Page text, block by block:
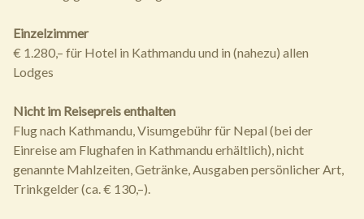
Einzelzimmer
€ 1.280,– für Hotel in Kathmandu und in (nahezu) allen
Lodges
Nicht im Reisepreis enthalten
Flug nach Kathmandu, Visumgebühr für Nepal (bei der
Einreise am Flughafen in Kathmandu erhältlich), nicht
genannte Mahlzeiten, Getränke, Ausgaben persönlicher Art,
Trinkgelder (ca. € 130,–).